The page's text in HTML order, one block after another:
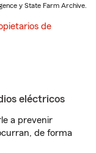
y State Farm Archive.
de
eléctricos
a prevenir
de forma